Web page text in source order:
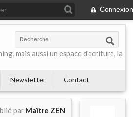
Connexion
mais aussi un espace d'ecriture, la
Newsletter Contact
par Maître ZEN